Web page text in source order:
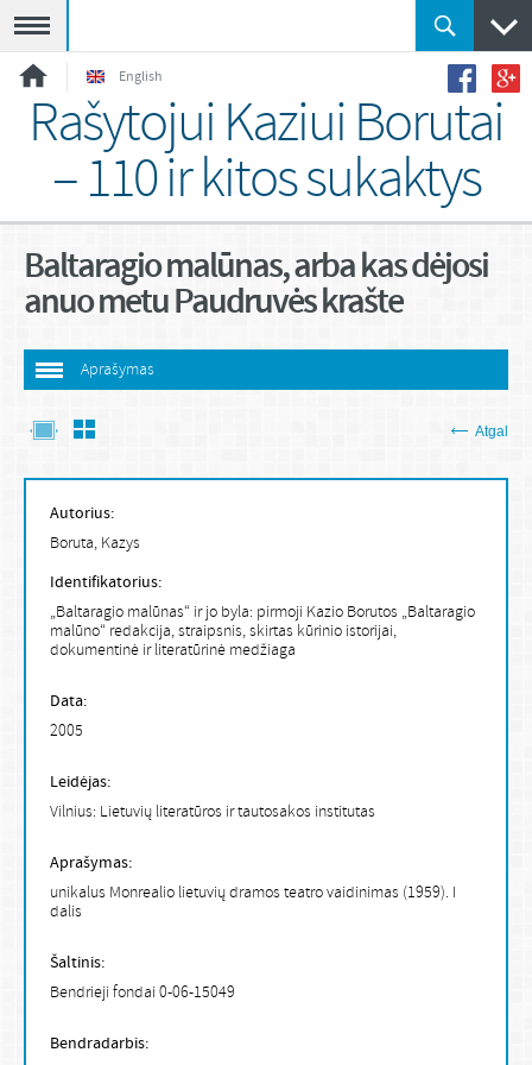
English
Rašytojui Kaziui Borutai
– 110 ir kitos sukaktys
Baltaragio malūnas, arba kas dėjosi
anuo metu Paudruvės krašte
Aprašymas
Atgal
Autorius:
Boruta, Kazys
Identifikatorius:
„Baltaragio malūnas“ ir jo byla: pirmoji Kazio Borutos „Baltaragio
malūno“ redakcija, straipsnis, skirtas kūrinio istorijai,
dokumentinė ir literatūrinė medžiaga
Data:
2005
Leidėjas:
Vilnius: Lietuvių literatūros ir tautosakos institutas
Aprašymas:
unikalus Monrealio lietuvių dramos teatro vaidinimas (1959). I
dalis
Šaltinis:
Bendrieji fondai 0-06-15049
Bendradarbis: